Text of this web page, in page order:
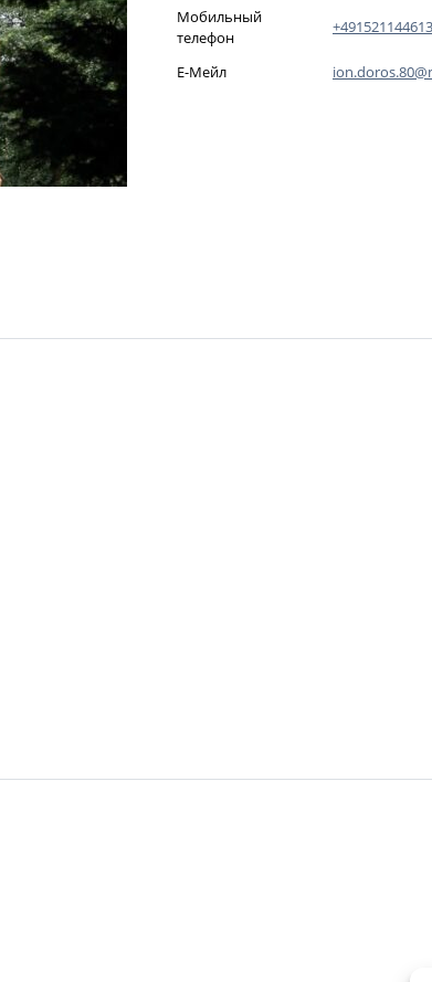
Мобильный
телефон
Е-Мейл